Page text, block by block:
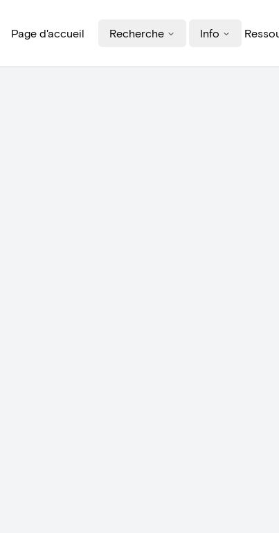
Page d'accueil Recherche Info